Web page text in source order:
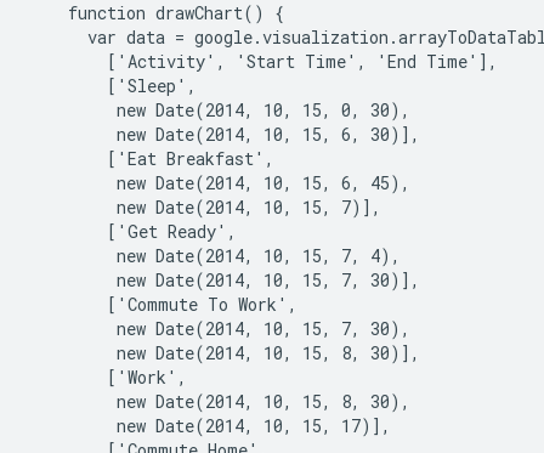
    function drawChart() {
var data =
        ['Activity', 'Start Time', 'End Time'],
        ['Sleep',
         new Date(2014, 10, 15, 0, 30),
         new Date(2014, 10, 15, 6, 30)],
        ['Eat Breakfast',
         new Date(2014, 10, 15, 6, 45),
         new Date(2014, 10, 15, 7)],
        ['Get Ready',
         new Date(2014, 10, 15, 7, 4),
         new Date(2014, 10, 15, 7, 30)],
        ['Commute To Work',
         new Date(2014, 10, 15, 7, 30),
         new Date(2014, 10, 15, 8, 30)],
        ['Work',
         new Date(2014, 10, 15, 8, 30),
         new Date(2014, 10, 15, 17)],